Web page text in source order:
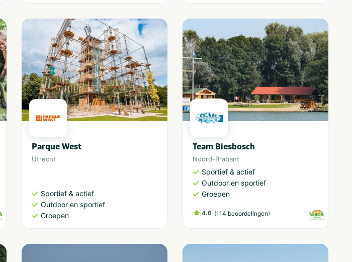
Parque West
Utrecht
Sportief & actief
Outdoor en sportief
Groepen
Team Biesbosch
Noord-Brabant
Sportief & actief
Outdoor en sportief
Groepen
4.6 (114 beoordelingen)